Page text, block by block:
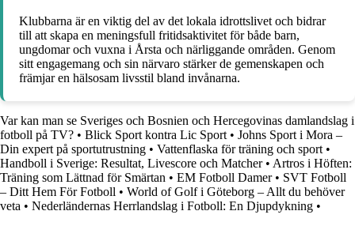
Klubbarna är en viktig del av det lokala idrottslivet och bidrar
till att skapa en meningsfull fritidsaktivitet för både barn,
ungdomar och vuxna i Årsta och närliggande områden. Genom
sitt engagemang och sin närvaro stärker de gemenskapen och
främjar en hälsosam livsstil bland invånarna.
Var kan man se Sveriges och Bosnien och Hercegovinas damlandslag i
fotboll på TV? • Blick Sport kontra Lic Sport • Johns Sport i Mora –
Din expert på sportutrustning • Vattenflaska för träning och sport •
Handboll i Sverige: Resultat, Livescore och Matcher• Artros i Höften:
Träning som Lättnad för Smärtan • EM Fotboll Damer• SVT Fotboll
– Ditt Hem För Fotboll • World of Golf i Göteborg – Allt du behöver
veta • Nederländernas Herrlandslag i Fotboll: En Djupdykning •